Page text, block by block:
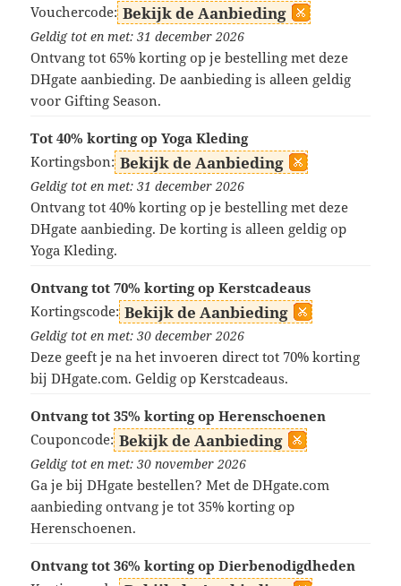
Vouchercode: Bekijk de Aanbieding
Geldig tot en met: 31 december 2026
Ontvang tot 65% korting op je bestelling met deze
DHgate aanbieding. De aanbieding is alleen geldig
voor Gifting Season.
Tot 40% korting op Yoga Kleding
Kortingsbon: Bekijk de Aanbieding
Geldig tot en met: 31 december 2026
Ontvang tot 40% korting op je bestelling met deze
DHgate aanbieding. De korting is alleen geldig op
Yoga Kleding.
Ontvang tot 70% korting op Kerstcadeaus
Kortingscode: Bekijk de Aanbieding
Geldig tot en met: 30 december 2026
Deze geeft je na het invoeren direct tot 70% korting
bij DHgate.com. Geldig op Kerstcadeaus.
Ontvang tot 35% korting op Herenschoenen
Couponcode: Bekijk de Aanbieding
Geldig tot en met: 30 november 2026
Ga je bij DHgate bestellen? Met de DHgate.com
aanbieding ontvang je tot 35% korting op
Herenschoenen.
Ontvang tot 36% korting op Dierbenodigdheden